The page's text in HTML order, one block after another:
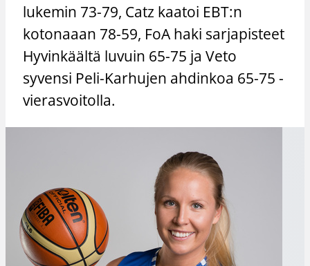
lukemin 73-79, Catz kaatoi EBT:n
kotonaaan 78-59, FoA haki sarjapisteet
Hyvinkäältä luvuin 65-75 ja Veto
syvensi Peli-Karhujen ahdinkoa 65-75 -
vierasvoitolla.